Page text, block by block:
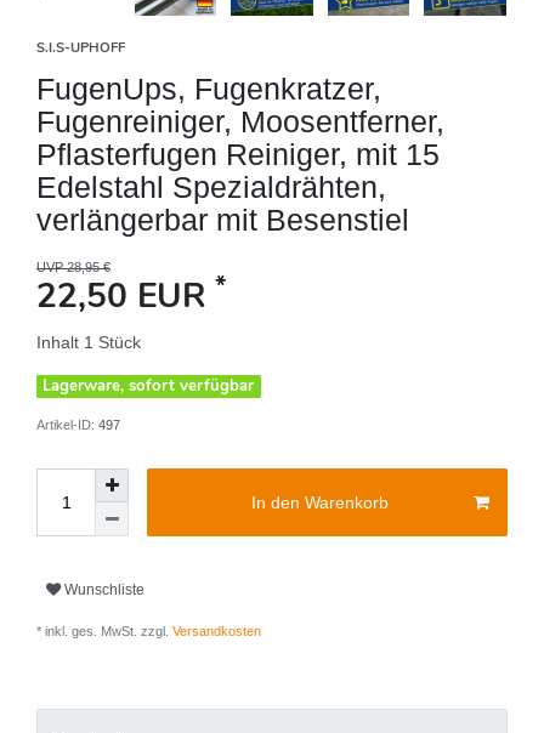
S.I.S-UPHOFF
FugenUps, Fugenkratzer,
Fugenreiniger, Moosentferner,
Pflasterfugen Reiniger, mit 15
Edelstahl Spezialdrähten,
verlängerbar mit Besenstiel
UVP 28,95 €
22,50 EUR *
Inhalt 1 Stück
Lagerware, sofort verfügbar
Artikel-ID: 497
In den Warenkorb
Wunschliste
* inkl. ges. MwSt. zzgl. Versandkosten